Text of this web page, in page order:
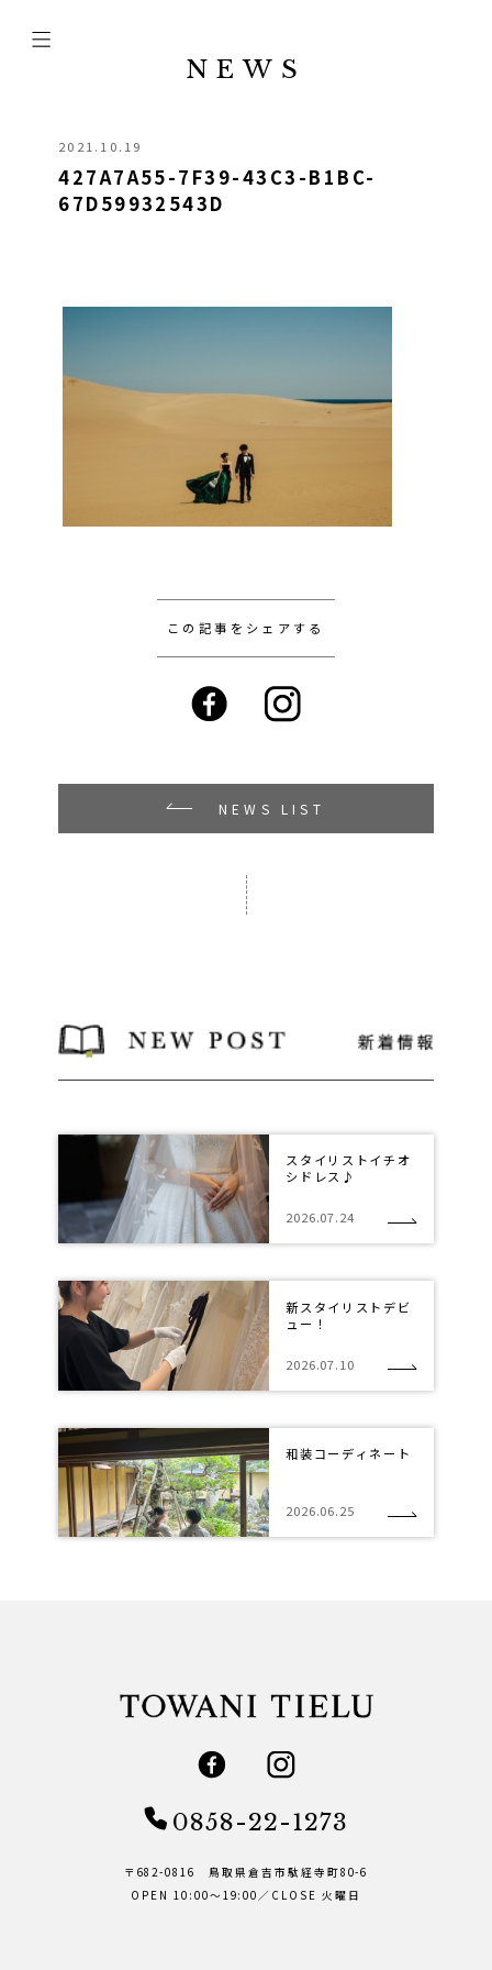
NEWS
2021.10.19
427A7A55-7F39-43C3-B1BC-
67D59932543D
この記事をシェアする
NEWS LIST
スタイリストイチオ
シドレス♪
2026.07.24
新スタイリストデビ
ュー！
2026.07.10
和装コーディネート
2026.06.25
0858-22-1273
〒682-0816 鳥取県倉吉市駄経寺町80-6
OPEN 10:00～19:00／CLOSE 火曜日